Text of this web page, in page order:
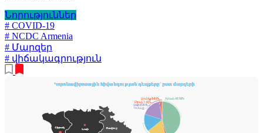
Նորություններ
# COVID-19
# NCDC Armenia
# Մարզեր
# վիճակագրություն